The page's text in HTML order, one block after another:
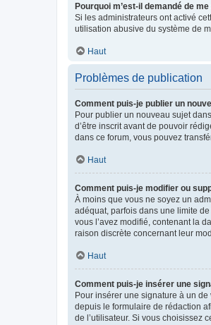
Pourquoi m’est-il demandé de
Si les administrateurs ont activé
utilisation abusive du système de
Haut
Problèmes de publication
Comment puis-je publier un
Pour publier un nouveau sujet
d’être inscrit avant de pouvoir
dans ce forum, vous pouvez
Haut
Comment puis-je modifier ou
À moins que vous ne soyez un
adéquat, parfois dans une limite
vous l’avez modifié, contenant la
raison discrète concernant leur
Haut
Comment puis-je insérer une
Pour insérer une signature à un
depuis le formulaire de rédaction
de l’utilisateur. Si vous choisissez